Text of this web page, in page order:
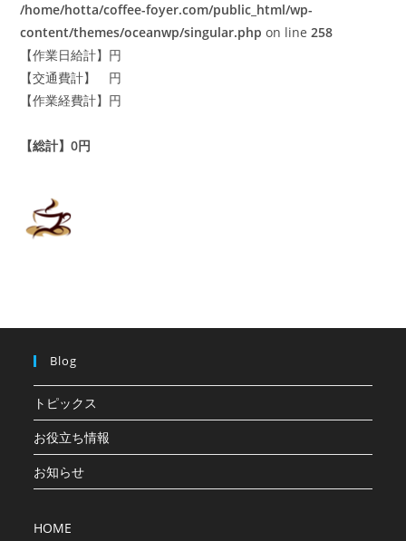
/home/hotta/coffee-foyer.com/public_html/wp-
content/themes/oceanwp/singular.php on line258
【作業日給計】円
【交通費計】 円
【作業経費計】円
【総計】0円
Blog
トピックス
お役立ち情報
お知らせ
HOME